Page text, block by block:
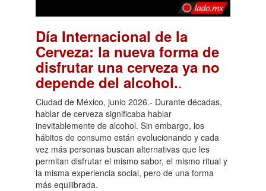
Día Internacional de la
Cerveza: la nueva forma de
disfrutar una cerveza ya no
depende del alcohol..
Ciudad de México, junio 2026.- Durante décadas,
hablar de cerveza significaba hablar
inevitablemente de alcohol. Sin embargo, los
hábitos de consumo están evolucionando y cada
vez más personas buscan alternativas que les
permitan disfrutar el mismo sabor, el mismo ritual y
la misma experiencia social, pero de una forma
más equilibrada.